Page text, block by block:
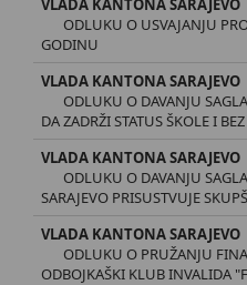
VLADA KANTONA SARAJEVO
ODLUKU O USVAJANJU
GODINU
VLADA KANTONA SARAJEVO
ODLUKU O DAVANJU
DA ZADRŽI STATUS ŠKOLE I
VLADA KANTONA SARAJEVO
ODLUKU O DAVANJU
SARAJEVO PRISUSTVUJE
VLADA KANTONA SARAJEVO
ODLUKU O PRUŽANJU
ODBOJKAŠKI KLUB INVALIDA